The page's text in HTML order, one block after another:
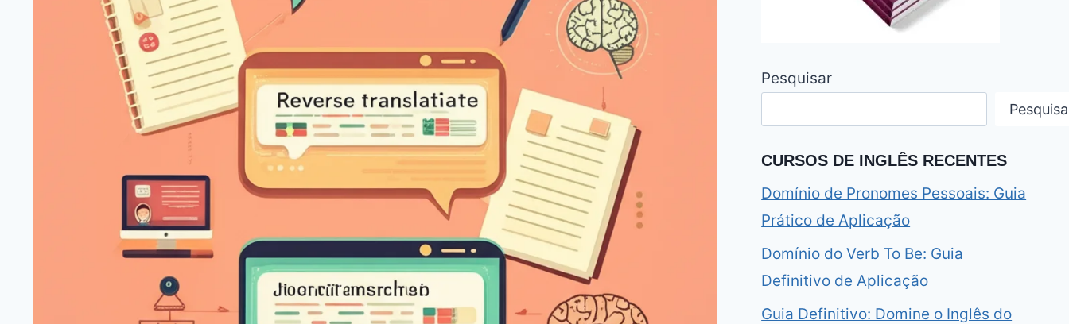
Pesquisar
CURSOS DE INGLÊS RECENTES
Domínio de Pronomes Pessoais: Guia
Prático de Aplicação
Domínio do Verb To Be: Guia
Definitivo de Aplicação
Guia Definitivo: Domine o Inglês do